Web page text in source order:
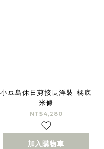
小豆島休日剪接長洋裝-橘底
米條
NT$4,280
加入購物車